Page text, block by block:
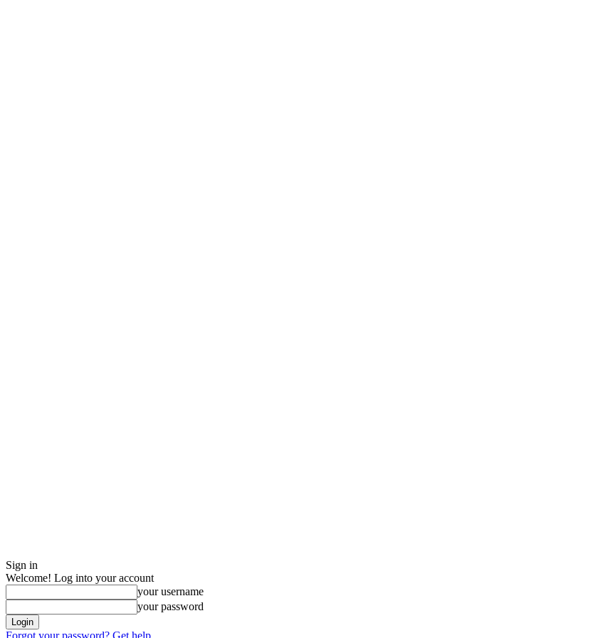
Sign in
Welcome! Log into your account
your username
your password
Forgot your password? Get help